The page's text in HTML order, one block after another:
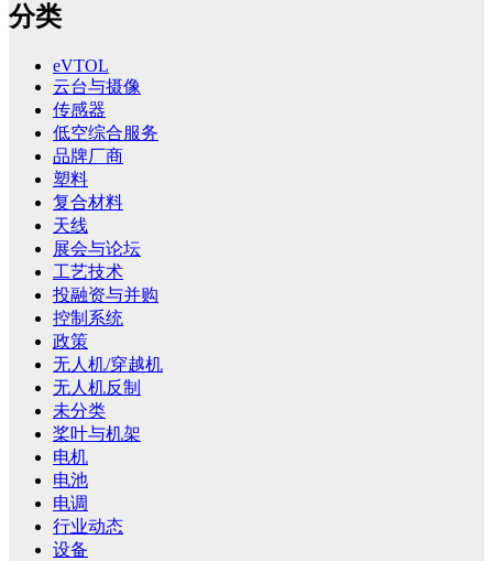
分类
eVTOL
云台与摄像
传感器
低空综合服务
品牌厂商
塑料
复合材料
天线
展会与论坛
工艺技术
投融资与并购
控制系统
政策
无人机/穿越机
无人机反制
未分类
桨叶与机架
电机
电池
电调
行业动态
设备